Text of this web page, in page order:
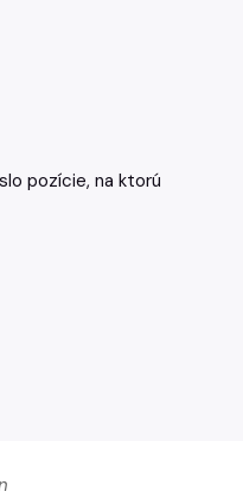
pozície, na ktorú